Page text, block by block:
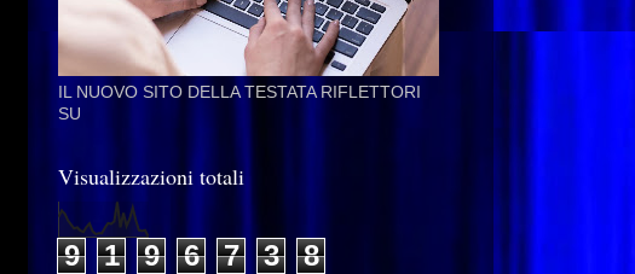
IL NUOVO SITO DELLA TESTATA RIFLETTORI
SU
Visualizzazioni totali
9 1 9 6 7 3 8